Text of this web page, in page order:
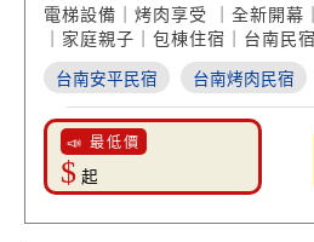
電梯設備｜烤肉享受 ｜全新開幕
｜家庭親子｜包棟住宿｜台南民
台南安平民宿 台南烤肉民宿
📣 最低價
$ 起